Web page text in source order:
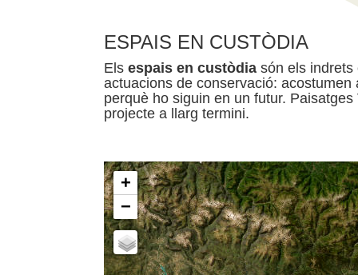
ESPAIS EN CUSTÒDIA
Els espais en custòdia són els indrets
actuacions de conservació:
perquè ho siguin en un futur.
projecte a llarg termini.
+
−